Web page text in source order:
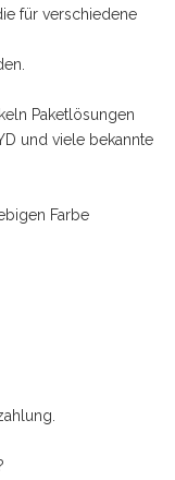
für verschiedene
Paketlösungen
und viele bekannte
Farbe